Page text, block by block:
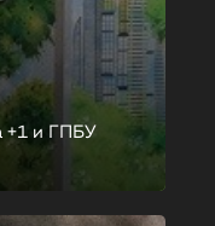
+1 и ГПБУ